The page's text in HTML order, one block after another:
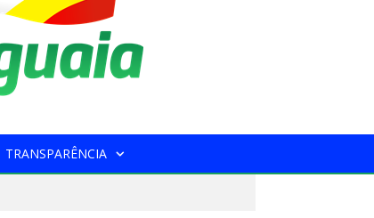
TRANSPARÊNCIA